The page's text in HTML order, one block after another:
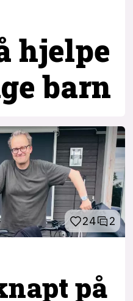
hjelpe
barn
24 2
på